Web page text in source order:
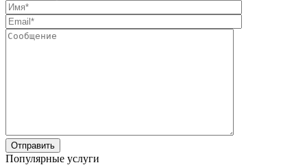
Популярные услуги